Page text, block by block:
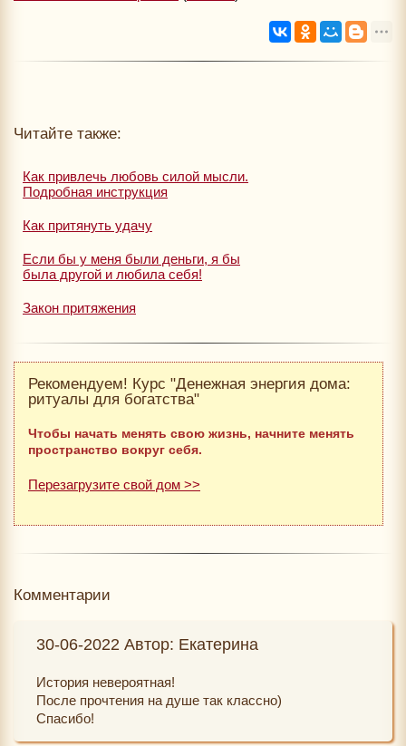
Читайте также:
Как привлечь любовь силой мысли.
Подробная инструкция
Как притянуть удачу
Если бы у меня были деньги, я бы
была другой и любила себя!
Закон притяжения
Рекомендуем! Курс "Денежная энергия дома:
ритуалы для богатства"
Чтобы начать менять свою жизнь, начните менять
пространство вокруг себя.
Перезагрузите свой дом >>
Комментарии
30-06-2022 Автор: Екатерина
История невероятная!
После прочтения на душе так классно)
Спасибо!